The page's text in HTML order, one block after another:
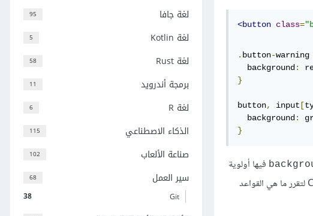
<button class=
. button-warning
  background
:
}
button, input [
  background
:
}
فيها أولوية
. لكن لماذا؟ ما هو المعيار الذي تتبعه لغة CSS لتقرر ما هي القواعد
95 لغة جافا
5 لغة Kotlin
58 لغة Rust
11 برمجة أندرويد
6 لغة R
115 الذكاء الاصطناعي
102 صناعة الألعاب
68 سير العمل
38 Git